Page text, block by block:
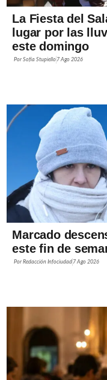
La Fiesta del
lugar por las
este domingo
PorSofía Stupiello 7 Ago 2026
Marcado
este fin de
PorRedacción Infociudad 7 Ago 2026